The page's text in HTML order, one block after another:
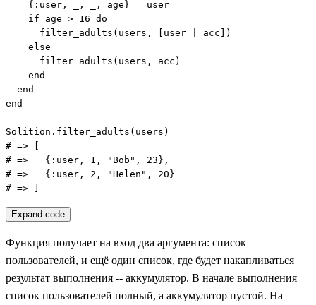
    {:user, _, _, age} = user
    if age > 16 do
      filter_adults(users, [user | acc])
    else
      filter_adults(users, acc)
    end
  end
end
Solition.filter_adults(users)
# => [
# =>   {:user, 1, "Bob", 23},
# =>   {:user, 2, "Helen", 20}
# => ]
Expand code
Функция получает на вход два аргумента: список
пользователей, и ещё один список, где будет накапливаться
результат выполнения -- аккумулятор. В начале выполнения
список пользователей полный, а аккумулятор пустой. На